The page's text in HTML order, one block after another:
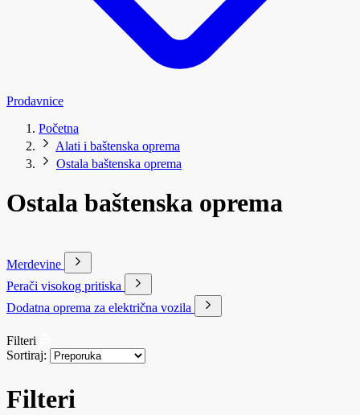
Prodavnice
Početna
Alati i baštenska oprema
Ostala baštenska oprema
Ostala baštenska oprema
Merdevine
Perači visokog pritiska
Dodatna oprema za električna vozila
Filteri
Sortiraj:
Filteri